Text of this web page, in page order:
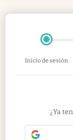
Inicio de sesión
¿Ya